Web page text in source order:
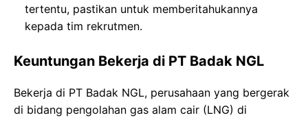
tertentu, pastikan untuk memberitahukannya
kepada tim rekrutmen.
Keuntungan Bekerja di PT Badak NGL
Bekerja di PT Badak NGL, perusahaan yang bergerak
di bidang pengolahan gas alam cair (LNG) di